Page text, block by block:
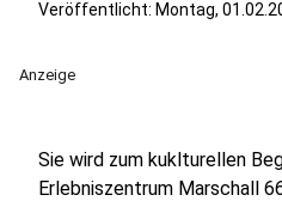
Veröffentlicht: Montag,
Anzeige
Sie wird zum kuklturellen
Erlebniszentrum Marschall